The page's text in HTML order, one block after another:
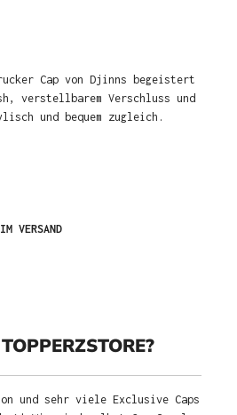
Cap von Djinns begeistert
verstellbarem Verschluss und
und bequem zugleich.
VERSAND
und sehr viele Exclusive Caps